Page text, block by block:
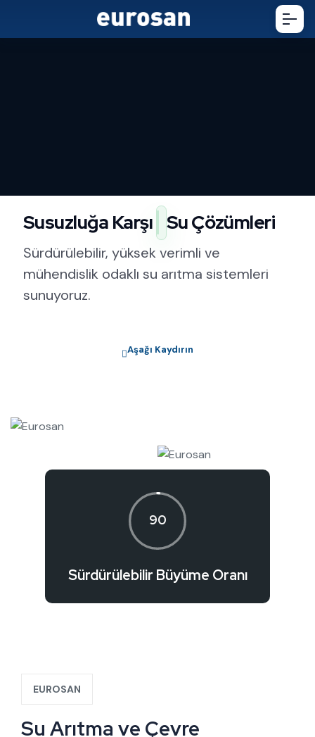
Susuzluğa Karşı Su Çözümleri
Sürdürülebilir, yüksek verimli ve
mühendislik odaklı su arıtma sistemleri
sunuyoruz.
Aşağı Kaydırın
90
Sürdürülebilir Büyüme Oranı
EUROSAN
Su Arıtma ve Çevre